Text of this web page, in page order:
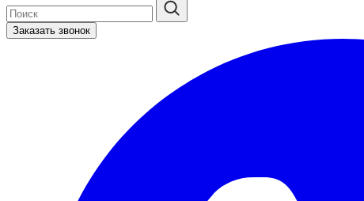
Заказать звонок